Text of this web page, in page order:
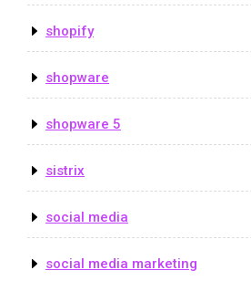
shopify
shopware
shopware 5
sistrix
social media
social media marketing